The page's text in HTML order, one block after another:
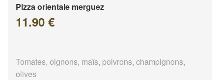
Pizza orientale merguez
11.90 €
Tomates, oignons, maïs, poivrons, champignons,
olives